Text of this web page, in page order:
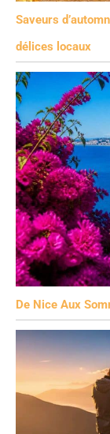
Saveurs
délices locaux
De Nice Aux